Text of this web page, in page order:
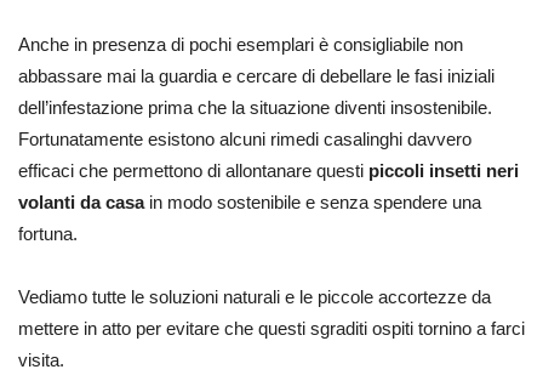
Anche in presenza di pochi esemplari è consigliabile non
abbassare mai la guardia e cercare di debellare le fasi iniziali
dell’infestazione prima che la situazione diventi insostenibile.
Fortunatamente esistono alcuni rimedi casalinghi davvero
efficaci che permettono di allontanare questi piccoli insetti neri
volanti da casa in modo sostenibile e senza spendere una
fortuna.
Vediamo tutte le soluzioni naturali e le piccole accortezze da
mettere in atto per evitare che questi sgraditi ospiti tornino a farci
visita.